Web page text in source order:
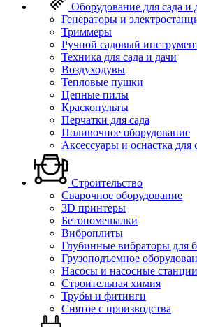
Оборудование для сада и
Генераторы и
Триммеры
Ручной садовый
Техника для сада и дачи
Воздуходувы
Тепловые пушки
Цепные пилы
Краскопульты
Перчатки для сада
Поливочное оборудование
Аксессуары и оснастка для
Строительство
Сварочное оборудование
3D принтеры
Бетономешалки
Виброплиты
Глубинные вибраторы для
Грузоподъемное
Насосы и насосные станции
Строительная химия
Трубы и фитинги
Снятое с производства